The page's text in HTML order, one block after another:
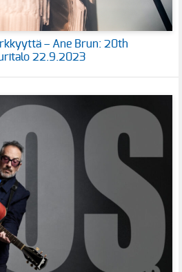
– Ane Brun: 20th
22.9.2023